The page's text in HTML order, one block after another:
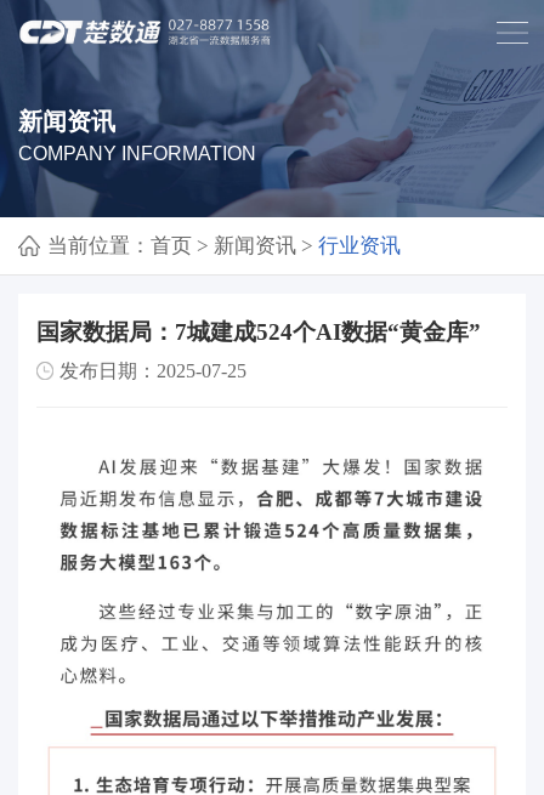
新闻资讯
COMPANY INFORMATION
当前位置： 首页> 新闻资讯> 行业资讯
国家数据局：‌7城建成524个AI数据“黄金库”
发布日期：2025-07-25